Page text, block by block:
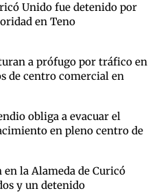
Unido fue detenido por
en Teno
a prófugo por tráfico en
de centro comercial en
obliga a evacuar el
en pleno centro de
la Alameda de Curicó
y un detenido